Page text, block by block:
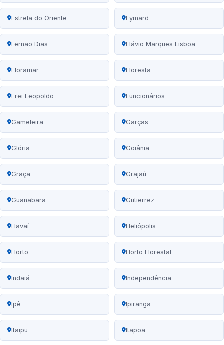
Estrela do Oriente Eymard
Fernão Dias Flávio Marques Lisboa
Floramar Floresta
Frei Leopoldo Funcionários
Gameleira Garças
Glória Goiânia
Graça Grajaú
Guanabara Gutierrez
Havaí Heliópolis
Horto Horto Florestal
Indaiá Independência
Ipê Ipiranga
Itaipu Itapoã